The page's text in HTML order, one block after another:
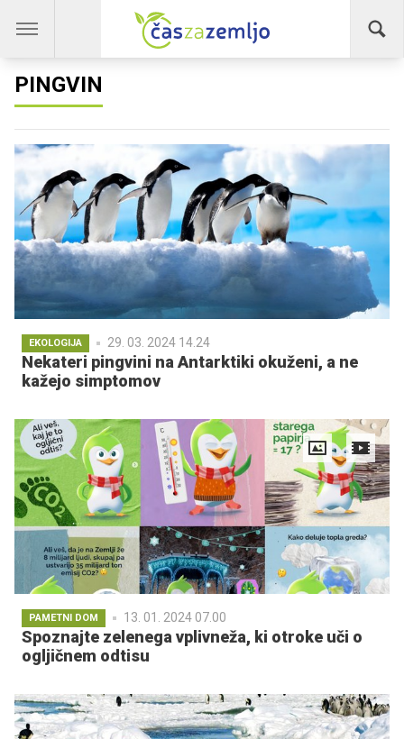
PINGVIN
EKOLOGIJA 29. 03. 2024 14.24
Nekateri pingvini na Antarktiki okuženi, a ne
kažejo simptomov
PAMETNI DOM 13. 01. 2024 07.00
Spoznajte zelenega vplivneža, ki otroke uči o
ogljičnem odtisu